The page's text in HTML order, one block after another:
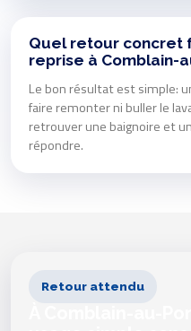
Quel retour
reprise à Comblain-
Le bon résultat est simple:
faire remonter ni buller le
retrouver une baignoire et
répondre.
Retour attendu